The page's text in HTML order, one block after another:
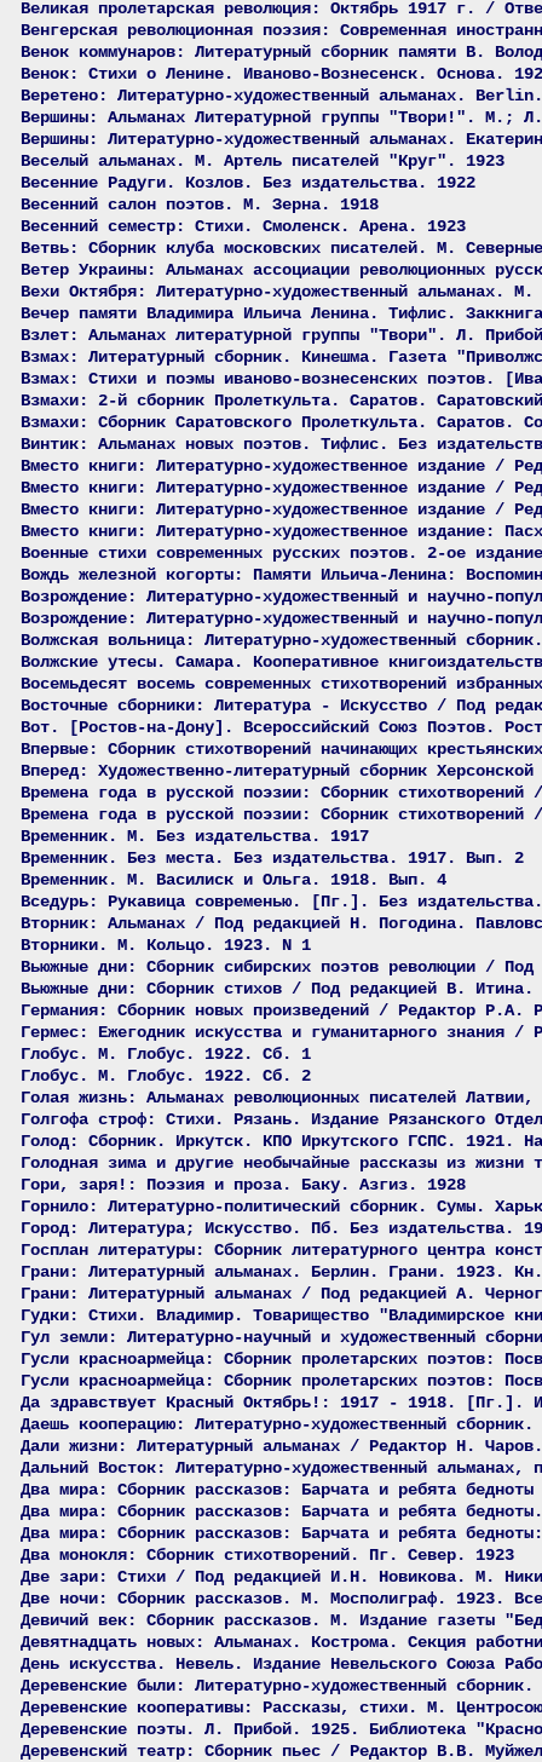
Великая пролетарская революция: Октябрь 1917 г. /
Венгерская революционная поэзия: Современная
Венок коммунаров: Литературный сборник памяти В.
Венок: Стихи о Ленине. Иваново-Вознесенск. Основа.
Веретено: Литературно-художественный альманах.
Вершины: Альманах Литературной группы "Твори!". М.;
Вершины: Литературно-художественный альманах.
Веселый альманах. М. Артель писателей "Круг". 1923
Весенние Радуги. Козлов. Без издательства. 1922
Весенний салон поэтов. М. Зерна. 1918
Весенний семестр: Стихи. Смоленск. Арена. 1923
Ветвь: Сборник клуба московских писателей. М.
Ветер Украины: Альманах ассоциации революционных
Вехи Октября: Литературно-художественный альманах.
Вечер памяти Владимира Ильича Ленина. Тифлис.
Взлет: Альманах литературной группы "Твори". Л.
Взмах: Литературный сборник. Кинешма. Газета
Взмах: Стихи и поэмы иваново-вознесенских поэтов.
Взмахи: 2-й сборник Пролеткульта. Саратов.
Взмахи: Сборник Саратовского Пролеткульта. Саратов.
Винтик: Альманах новых поэтов. Тифлис. Без
Вместо книги: Литературно-художественное издание /
Вместо книги: Литературно-художественное издание /
Вместо книги: Литературно-художественное издание /
Вместо книги: Литературно-художественное издание:
Военные стихи современных русских поэтов. 2-ое
Вождь железной когорты: Памяти Ильича-Ленина:
Возрождение: Литературно-художественный и научно-
Возрождение: Литературно-художественный и научно-
Волжская вольница: Литературно-художественный
Волжские утесы. Самара. Кооперативное
Восемьдесят восемь современных стихотворений
Восточные сборники: Литература - Искусство / Под
Вот. [Ростов-на-Дону]. Всероссийский Союз Поэтов.
Впервые: Сборник стихотворений начинающих
Вперед: Художественно-литературный сборник
Времена года в русской поэзии: Сборник
Времена года в русской поэзии: Сборник
Временник. М. Без издательства. 1917
Временник. Без места. Без издательства. 1917. Вып. 2
Временник. М. Василиск и Ольга. 1918. Вып. 4
Вседурь: Рукавица современью. [Пг.]. Без
Вторник: Альманах / Под редакцией Н. Погодина.
Вторники. М. Кольцо. 1923. N 1
Вьюжные дни: Сборник сибирских поэтов революции /
Вьюжные дни: Сборник стихов / Под редакцией В.
Германия: Сборник новых произведений / Редактор
Гермес: Ежегодник искусства и гуманитарного
Глобус. М. Глобус. 1922. Сб. 1
Глобус. М. Глобус. 1922. Сб. 2
Голая жизнь: Альманах революционных писателей
Голгофа строф: Стихи. Рязань. Издание Рязанского
Голод: Сборник. Иркутск. КПО Иркутского ГСПС. 1921.
Голодная зима и другие необычайные рассказы из
Гори, заря!: Поэзия и проза. Баку. Азгиз. 1928
Горнило: Литературно-политический сборник. Сумы.
Город: Литература; Искусство. Пб. Без издательства.
Госплан литературы: Сборник литературного центра
Грани: Литературный альманах. Берлин. Грани. 1923.
Грани: Литературный альманах / Под редакцией А.
Гудки: Стихи. Владимир. Товарищество "Владимирское
Гул земли: Литературно-научный и художественный
Гусли красноармейца: Сборник пролетарских поэтов:
Гусли красноармейца: Сборник пролетарских поэтов:
Да здравствует Красный Октябрь!: 1917 - 1918. [Пг.].
Даешь кооперацию: Литературно-художественный
Дали жизни: Литературный альманах / Редактор Н.
Дальний Восток: Литературно-художественный
Два мира: Сборник рассказов: Барчата и ребята
Два мира: Сборник рассказов: Барчата и ребята
Два мира: Сборник рассказов: Барчата и ребята
Два монокля: Сборник стихотворений. Пг. Север. 1923
Две зари: Стихи / Под редакцией И.Н. Новикова. М.
Две ночи: Сборник рассказов. М. Мосполиграф. 1923.
Девичий век: Сборник рассказов. М. Издание газеты
Девятнадцать новых: Альманах. Кострома. Секция
День искусства. Невель. Издание Невельского Союза
Деревенские были: Литературно-художественный
Деревенские кооперативы: Рассказы, стихи. М.
Деревенские поэты. Л. Прибой. 1925. Библиотека
Деревенский театр: Сборник пьес / Редактор В.В.